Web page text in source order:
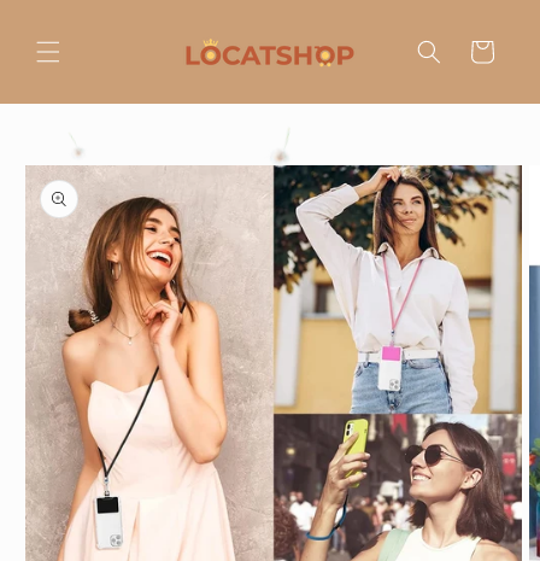
al contenido
Carrito
directamente
a la
información
del producto